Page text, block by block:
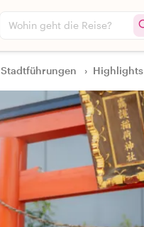
Wohin geht die Reise?
Stadtführungen › Highlights